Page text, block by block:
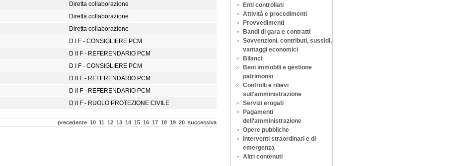
Diretta collaborazione
Diretta collaborazione
Diretta collaborazione
D I F - CONSIGLIERE PCM
D II F - REFERENDARIO PCM
D I F - CONSIGLIERE PCM
D II F - REFERENDARIO PCM
D II F - REFERENDARIO PCM
D II F - RUOLO PROTEZIONE CIVILE
precedente 10 11 12 13 14 15 16 17 18 19 20 successiva
Enti controllati
Attività e procedimenti
Provvedimenti
Bandi di gara e contratti
Sovvenzioni, contributi, sussidi,
vantaggi economici
Bilanci
Beni immobili e gestione
patrimonio
Controlli e rilievi
sull'amministrazione
Servizi erogati
Pagamenti
dell'amministrazione
Opere pubbliche
Interventi straordinari e di
emergenza
Altri contenuti